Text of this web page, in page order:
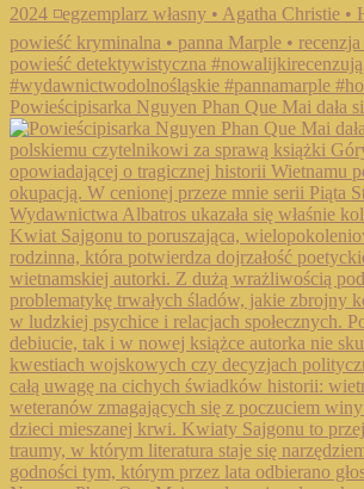
Powieścipisarka Nguyen Phan Que Mai dała